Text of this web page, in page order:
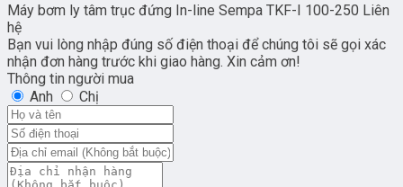
Máy bơm ly tâm trục đứng In-line Sempa TKF-I 100-250 Liên
hệ
Bạn vui lòng nhập đúng số điện thoại để chúng tôi sẽ gọi xác
nhận đơn hàng trước khi giao hàng. Xin cảm ơn!
Thông tin người mua
Anh
Chị